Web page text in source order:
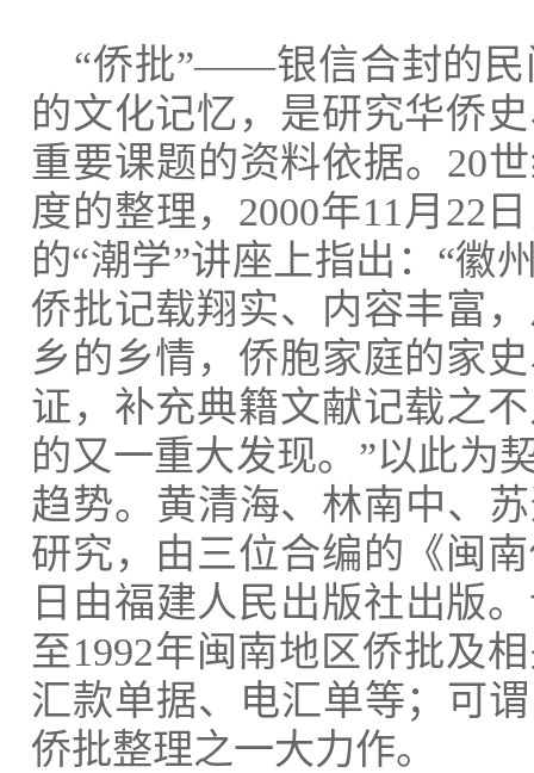
“侨批”——银信合封的民
的文化记忆，是研究华侨
重要课题的资料依据。20
度的整理，2000年11月22
的“潮学”讲座上指出：“
侨批记载翔实、内容丰富
乡的乡情，侨胞家庭的家
证，补充典籍文献记载之
的又一重大发现。”以此为
趋势。黄清海、林南中、
研究，由三位合编的《闽
日由福建人民出版社出版
至1992年闽南地区侨批及
汇款单据、电汇单等；可
侨批整理之一大力作。